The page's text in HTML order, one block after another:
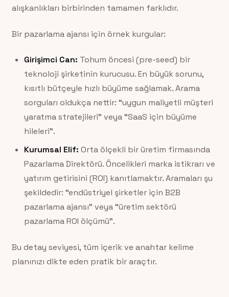
alışkanlıkları birbirinden tamamen farklıdır.
Bir pazarlama ajansı için örnek kurgular:
Girişimci Can: Tohum öncesi (pre-seed) bir
teknoloji şirketinin kurucusu. En büyük sorunu,
kısıtlı bütçeyle hızlı büyüme sağlamak. Arama
sorguları oldukça nettir: “uygun maliyetli müşteri
yaratma stratejileri” veya “SaaS için büyüme
hileleri”.
Kurumsal Elif: Orta ölçekli bir üretim firmasında
Pazarlama Direktörü. Öncelikleri marka istikrarı ve
yatırım getirisini (ROI) kanıtlamaktır. Aramaları şu
şekildedir: “endüstriyel şirketler için B2B
pazarlama ajansı” veya “üretim sektörü
pazarlama ROI ölçümü”.
Bu detay seviyesi, tüm içerik ve anahtar kelime
planınızı dikte eden pratik bir araçtır.